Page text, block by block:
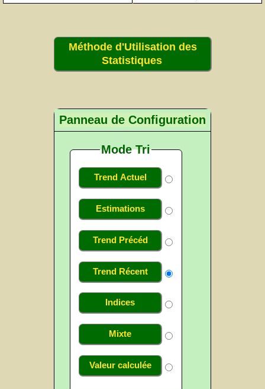
Méthode d'Utilisation des
Statistiques
Panneau de Configuration
Mode Tri
Trend Actuel
Estimations
Trend Précéd
Trend Récent
Indices
Mixte
Valeur calculée